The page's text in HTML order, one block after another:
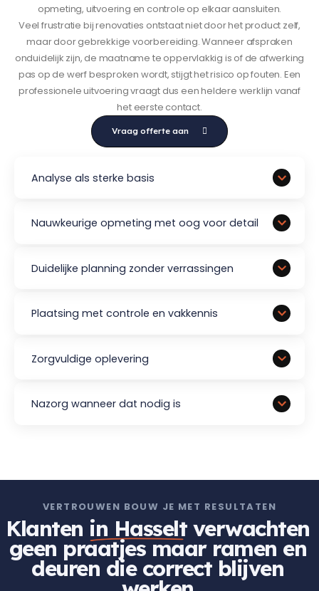
opmeting, uitvoering en controle op elkaar aansluiten.
Veel frustratie bij renovaties ontstaat niet door het product zelf,
maar door gebrekkige voorbereiding. Wanneer afspraken
onduidelijk zijn, de maatname te oppervlakkig is of de afwerking
pas op de werf besproken wordt, stijgt het risico op fouten. Een
professionele uitvoering vraagt dus een heldere werklijn vanaf
het eerste contact.
Vraag offerte aan
Analyse als sterke basis
Nauwkeurige opmeting met oog voor detail
Duidelijke planning zonder verrassingen
Plaatsing met controle en vakkennis
Zorgvuldige oplevering
Nazorg wanneer dat nodig is
VERTROUWEN BOUW JE MET RESULTATEN
Klanten in Hasseltverwachten
geen praatjes maar ramen en
deuren die correct blijven